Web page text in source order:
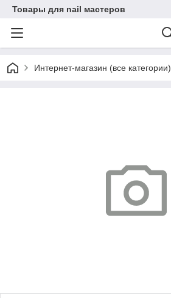
Товары для nail мастеров
Интернет-магазин (все категории)